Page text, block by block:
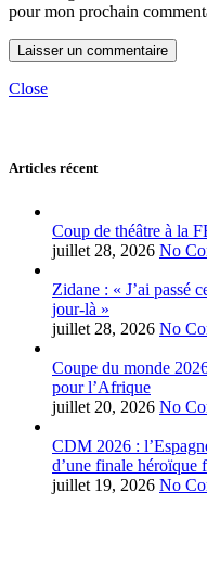
pour mon prochain
Close
Articles récent
Coup de théâtre à la
juillet 28, 2026 No
Zidane : « J’ai passé
jour-là »
juillet 28, 2026 No
Coupe du monde
pour l’Afrique
juillet 20, 2026 No
CDM 2026 :
d’une finale héroïque
juillet 19, 2026 No